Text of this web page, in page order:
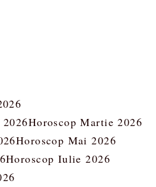
Horoscop Martie 2026
Horoscop Mai 2026
Horoscop Iulie 2026